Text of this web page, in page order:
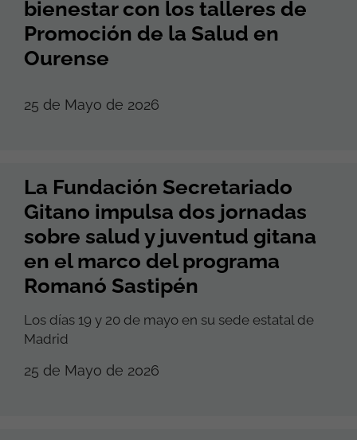
bienestar con los talleres de
Promoción de la Salud en
Ourense
25 de Mayo de 2026
La Fundación Secretariado
Gitano impulsa dos jornadas
sobre salud y juventud gitana
en el marco del programa
Romanó Sastipén
Los días 19 y 20 de mayo en su sede estatal de
Madrid
25 de Mayo de 2026